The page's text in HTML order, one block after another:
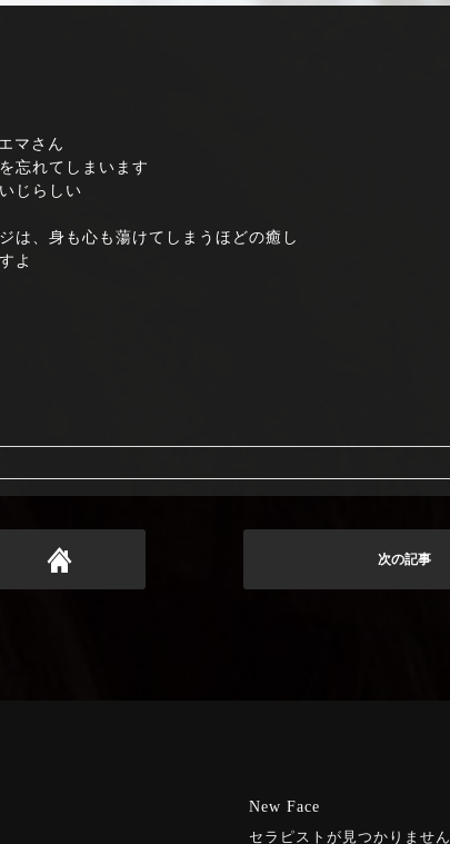
マさん
忘れてしまいます
じらしい
は、身も心も蕩けてしまうほどの癒し
よ
次の記事
New Face
セラピストが見つかりません